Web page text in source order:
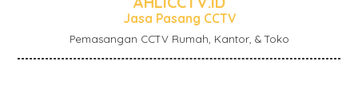
Jasa Pasang CCTV
Pemasangan CCTV Rumah, Kantor, & Toko